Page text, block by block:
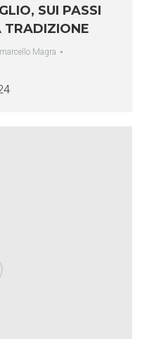
SUI PASSI
TRADIZIONE
Magra